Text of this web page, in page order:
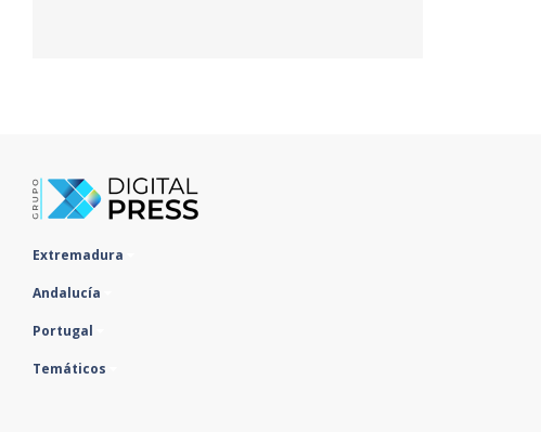
Extremadura
Andalucía
Portugal
Temáticos